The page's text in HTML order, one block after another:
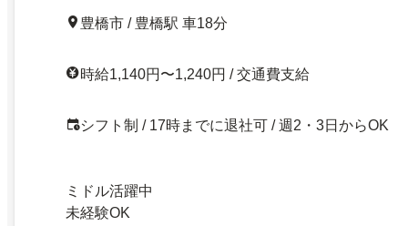
豊橋市 / 豊橋駅 車18分
時給1,140円〜1,240円 / 交通費支給
シフト制 / 17時までに退社可 / 週2・3日からOK
ミドル活躍中
未経験OK